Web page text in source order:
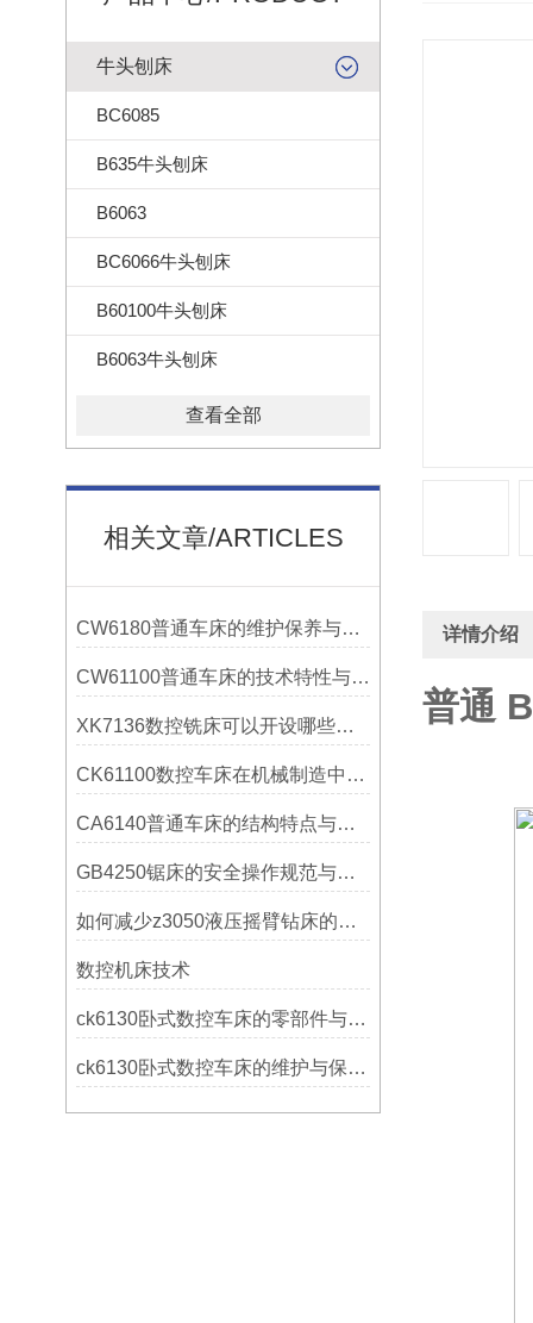
牛头刨床
BC6085
B635牛头刨床
B6063
BC6066牛头刨床
B60100牛头刨床
B6063牛头刨床
查看全部
相关文章/ARTICLES
CW6180普通车床的维护保养与延长使用寿命技巧说明
CW61100普通车床的技术特性与操作优势
XK7136数控铣床可以开设哪些考核项目？
CK61100数控车床在机械制造中的实际表现
CA6140普通车床的结构特点与工作原理解析
GB4250锯床的安全操作规范与注意事项
如何减少z3050液压摇臂钻床的故障和维修成本？
数控机床技术
ck6130卧式数控车床的零部件与配置解析
ck6130卧式数控车床的维护与保养策略
详情介绍
普通